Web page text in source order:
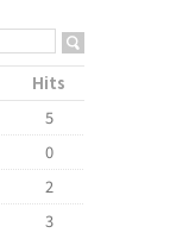
Hits
5
0
2
3